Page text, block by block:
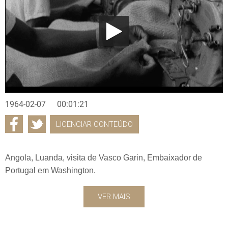
1964-02-07 00:01:21
LICENCIAR CONTEÚDO
Angola, Luanda, visita de Vasco Garin, Embaixador de
Portugal em Washington.
VER MAIS